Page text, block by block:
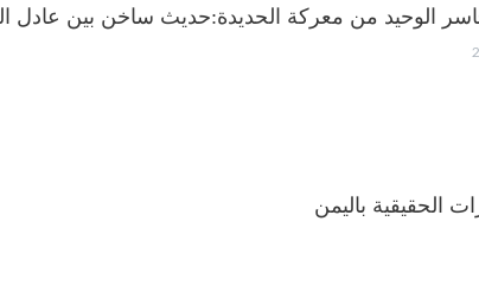
الوحيد من معركة الحديدة:حديث ساخن بين عادل
الحقيقية باليمن